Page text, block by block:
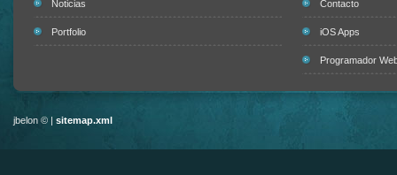
Noticias
Portfolio
Contacto
iOS Apps
Programador
jbelon © | sitemap.xml